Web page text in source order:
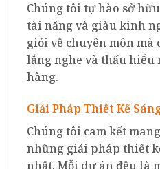
Chúng tôi tự hào sở
tài năng và giàu kinh
giỏi về chuyên môn mà
lắng nghe và thấu hiểu
hàng.
Giải Pháp Thiết Kế
Chúng tôi cam kết
những giải pháp thiết
nhất. Mỗi dự án đều là